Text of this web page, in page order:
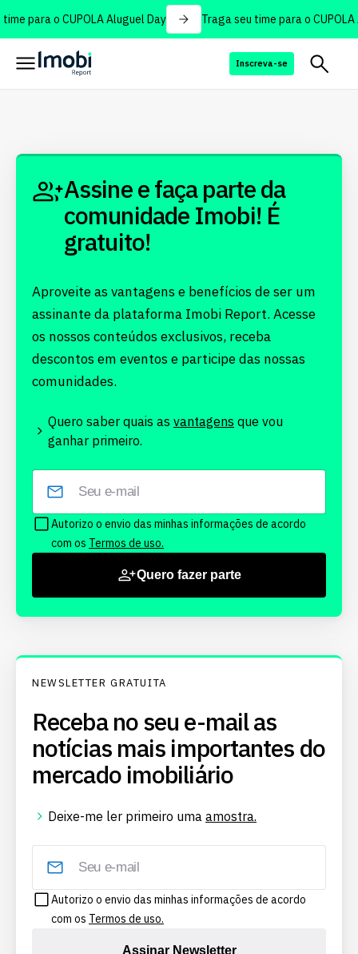
para o CUPOLA Aluguel Day Traga seu time para o CUPOLA
Inscreva-se
Assine e faça parte da
comunidade Imobi! É
gratuito!
Aproveite as vantagens e benefícios de ser um
assinante da plataforma Imobi Report. Acesse
os nossos conteúdos exclusivos, receba
descontos em eventos e participe das nossas
comunidades.
Quero saber quais as vantagens que vou
ganhar primeiro.
Autorizo o envio das minhas informações de acordo
com os Termos de uso.
Quero fazer parte
NEWSLETTER GRATUITA
Receba no seu e-mail as
notícias mais importantes do
mercado imobiliário
Deixe-me ler primeiro uma amostra.
Autorizo o envio das minhas informações de acordo
com os Termos de uso.
Assinar Newsletter